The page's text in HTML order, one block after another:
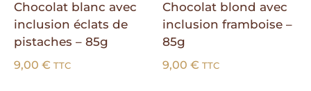
Chocolat blanc avec
inclusion éclats de
pistaches – 85g
9,00 € TTC
Chocolat blond avec
inclusion framboise –
85g
9,00 € TTC